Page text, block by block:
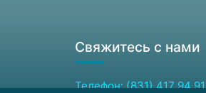
Свяжитесь с нами
Телефон: (831) 417 94 91